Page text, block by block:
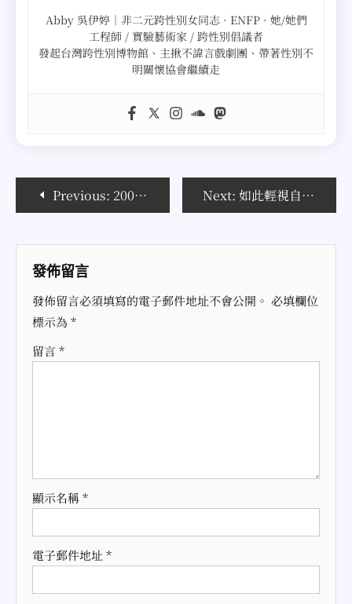
Abby 吳伊婷｜非二元跨性別女同志 · ENFP · 她/她們
工程師 / 實驗藝術家 / 跨性別倡議者
發起台灣跨性別博物館、主揪不諱言戲劇團、帶著性別不
明關懷協會繼續走
導
覽
Previous: 2007倒數24小時~我還是決定自己過 Next: 如此輕視自己的生命，已經不是好玩了~
發佈留言
發佈留言必須填寫的電子郵件地址不會公開。 必填欄位
標示為*
留言 *
顯示名稱*
電子郵件地址 *